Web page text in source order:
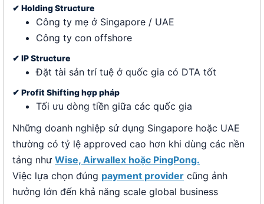
✔ Holding Structure
Công ty mẹ ở Singapore / UAE
Công ty con offshore
✔ IP Structure
Đặt tài sản trí tuệ ở quốc gia có DTA tốt
✔ Profit Shifting hợp pháp
Tối ưu dòng tiền giữa các quốc gia
Những doanh nghiệp sử dụng Singapore hoặc UAE
thường có tỷ lệ approved cao hơn khi dùng các nền
tảng như Wise, Airwallex hoặc PingPong.
Việc lựa chọn đúng payment provider cũng ảnh
hưởng lớn đến khả năng scale global business